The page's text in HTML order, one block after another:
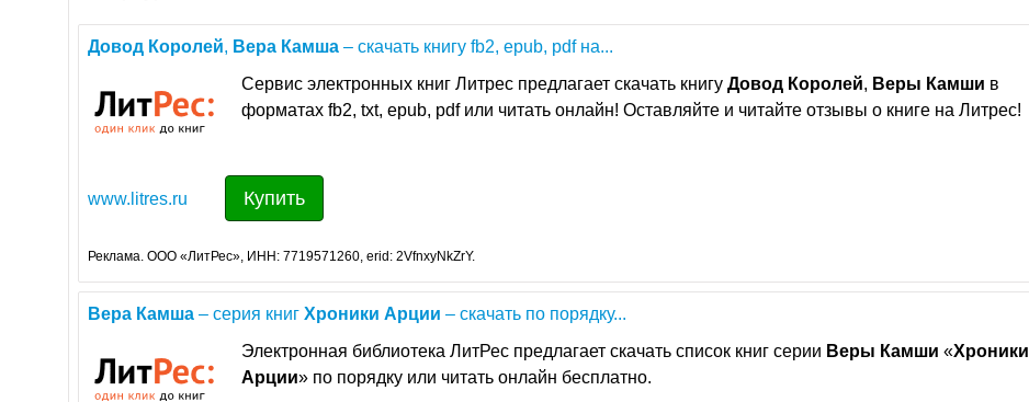
Довод Королей, Вера Камша – скачать книгу fb2, epub, pdf на...
Сервис электронных книг Литрес предлагает скачать книгу Довод Королей, Веры Камши в
форматах fb2, txt, epub, pdf или читать онлайн! Оставляйте и читайте отзывы о книге на Литрес!
www.litres.ru Купить
Реклама. ООО «ЛитРес», ИНН: 7719571260, erid: 2VfnxyNkZrY.
Вера Камша – серия книг Хроники Арции – скачать по порядку...
Электронная библиотека ЛитРес предлагает скачать список книг серии Веры Камши «Хроники
Арции» по порядку или читать онлайн бесплатно.